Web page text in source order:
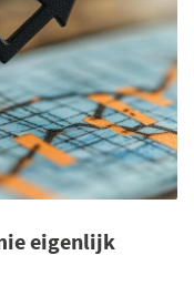
eigenlijk